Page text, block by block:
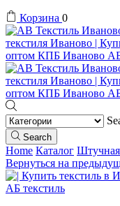
Корзина 0
Search
Home Каталог
Вернуться на